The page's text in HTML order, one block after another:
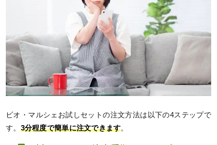
ビオ・マルシェお試しセットの注文方法は以下の4ステップで
す。 3分程度で簡単に注文できます。